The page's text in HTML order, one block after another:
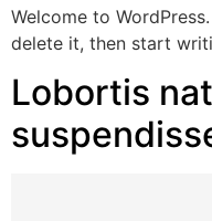
Welcome to
delete it, then start
Lobortis